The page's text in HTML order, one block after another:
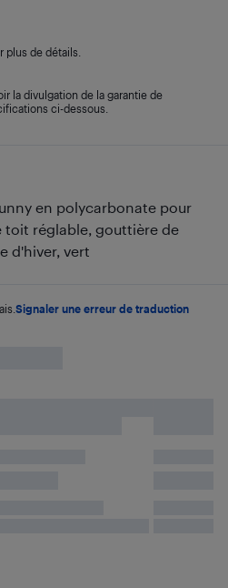
en polycarbonate pour
toit réglable, gouttière de
d'hiver, vert
Signaler une erreur de traduction
plus de détails.
la divulgation de la garantie de
ci-dessous.